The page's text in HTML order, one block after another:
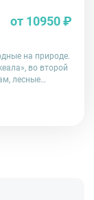
от 10950 ₽
на природе.
во второй
лесные